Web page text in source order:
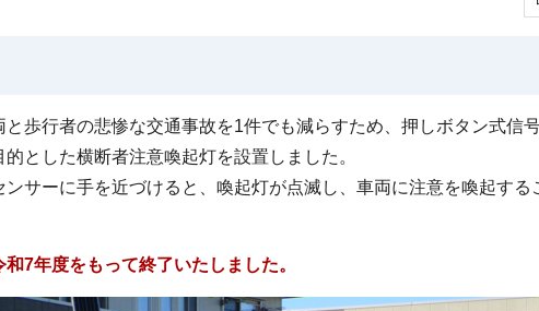
と歩行者の悲惨な交通事故を1件でも減らすため、押しボタン式信
とした横断者注意喚起灯を設置しました。
ンサーに手を近づけると、喚起灯が点滅し、車両に注意を喚起す
7年度をもって終了いたしました。